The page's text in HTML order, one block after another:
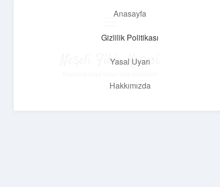
Anasayfa
Gizlilik Politikası
Yasal Uyarı
Hakkımızda
Neşeli Fikir Köşesi